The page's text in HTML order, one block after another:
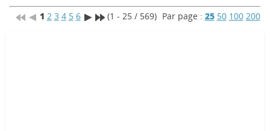
1 2 3 4 5 6 (1 - 25 / 569) Par page : 25 50 100 200